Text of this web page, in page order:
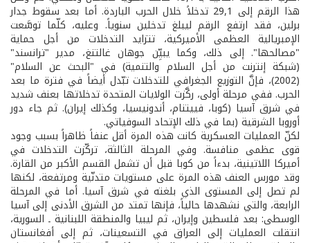
هذا الرقم إلى 29,1 تدخلاً خلال الحرب الباردة. أما بعد سقوط جدار
برلين، فقد ارتفع الرقم ليبلغ تدخلين سنوياً. وعليه، كلّما توسَّعت
الإمبريالية العظمى الأميركية، تتزايد التدخلات من أجل حماية
"مصالحها". إلى ذلك، وكما يبيِّن جوهان غالتنغ، مدير "ترانسند"
(شبكة إنترنت من أجل السلام والتنمية) في "البحث عن السلام"
(2002)، فإنَّ التوزيع الجغرافي للتدخلات تبّدل أيضاً في فترة ما بعد
الحرب. ففي مرحلة أولى، ركَّزت الولايات المتحدة تدخلاتها بعنف شديد
في شرق آسيا (كوبا، فييتنام، أندونيسيا، وكذلك إيران). ثم جاء دور
أوروبا الشرقية (بما في ذلك الإتحاد السوفياتي.
لكنّ العمليات العسكرية كانت هذه المرة أقل عنفاً ظاهراً بسبب وجود
قوى عظمى منافسة. وفي المرحلة الثالثة، تركّزت التدخلات في
أميركا اللاتينية، بدءاً من كوبا قبل أن تشمل القسم الأكبر من القارة.
وقد مورس العنف هذه المرة على مستويات متدنّية ومرتفعة، لكنها
لم تصل إلى المستوى الذي بلغته في شرق آسيا. أما في المرحلة
الرابعة، والتي نشهدها حالياً، فإنها تمتد من الشرق الأدنى إلى آسيا
الوسطى: بعد فلسطين وإيران، ثم ليبيا والمنطقة اللبنانية ـ السورية،
انتقلت العمليات إلى العراق في التسعينات، ثم إلى أفغانستان